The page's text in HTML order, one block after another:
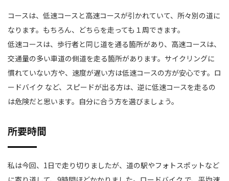
コースは、低速コースと高速コースが引かれていて、所々別の道に
なります。もちろん、どちらを走っても１周できます。
低速コースは、歩行者と同じ道を通る箇所があり、高速コースは、
交通量の多い車道の側道を走る箇所があります。サイクリングに
慣れていない方や、速度が遅い方は低速コースの方が安心です。ロ
ードバイク など、スピードが出る方は、逆に低速コースを走るの
は危険だと思います。自分に合う方を選びましょう。
所要時間
私は今回、1日で走り切りましたが、道の駅やフォトスポットなど